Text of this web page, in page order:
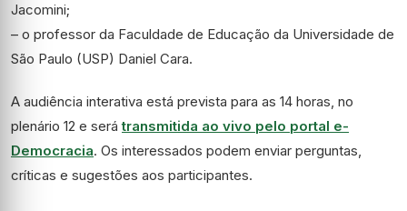
Jacomini;
– o professor da Faculdade de Educação da Universidade de
São Paulo (USP) Daniel Cara.
A audiência interativa está prevista para as 14 horas, no
plenário 12 e serátransmitida ao vivo pelo portal e-
Democracia. Os interessados podem enviar perguntas,
críticas e sugestões aos participantes.